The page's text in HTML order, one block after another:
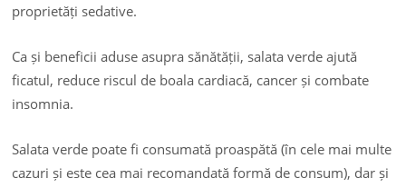
proprietăți sedative.
Ca și beneficii aduse asupra sănătății, salata verde ajută
ficatul, reduce riscul de boala cardiacă, cancer și combate
insomnia.
Salata verde poate fi consumată proaspătă (în cele mai multe
cazuri și este cea mai recomandată formă de consum), dar și